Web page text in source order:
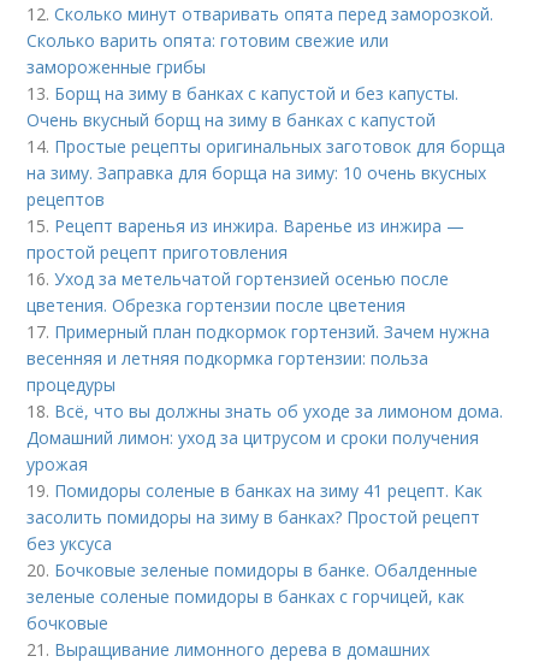
12.Сколько минут отваривать опята перед заморозкой.
Сколько варить опята: готовим свежие или
замороженные грибы
13. Борщ на зиму в банках с капустой и без капусты.
Очень вкусный борщ на зиму в банках с капустой
14. Простые рецепты оригинальных заготовок для борща
на зиму. Заправка для борща на зиму: 10 очень вкусных
рецептов
15. Рецепт варенья из инжира. Варенье из инжира —
простой рецепт приготовления
16.Уход за метельчатой гортензией осенью после
цветения. Обрезка гортензии после цветения
17. Примерный план подкормок гортензий. Зачем нужна
весенняя и летняя подкормка гортензии: польза
процедуры
18. Всё, что вы должны знать об уходе за лимоном дома.
Домашний лимон: уход за цитрусом и сроки получения
урожая
19. Помидоры соленые в банках на зиму 41 рецепт. Как
засолить помидоры на зиму в банках? Простой рецепт
без уксуса
20. Бочковые зеленые помидоры в банке. Обалденные
зеленые соленые помидоры в банках с горчицей, как
бочковые
21. Выращивание лимонного дерева в домашних